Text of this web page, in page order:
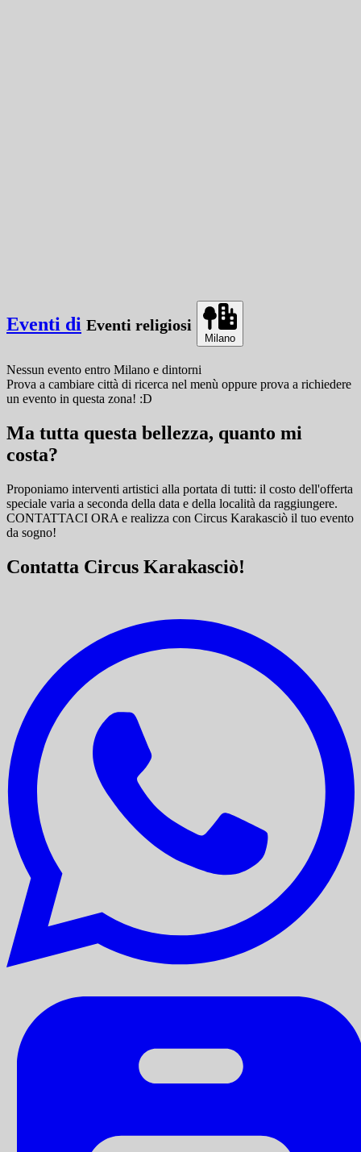
Eventi di Eventi religiosi
Milano
Nessun evento entro Milano e dintorni
Prova a cambiare città di ricerca nel menù oppure prova a richiedere
un evento in questa zona! :D
Ma tutta questa bellezza, quanto mi
costa?
Proponiamo interventi artistici alla portata di tutti: il costo dell'offerta
speciale varia a seconda della data e della località da raggiungere.
CONTATTACI ORA e realizza con Circus Karakasciò il tuo evento
da sogno!
Contatta Circus Karakasciò!